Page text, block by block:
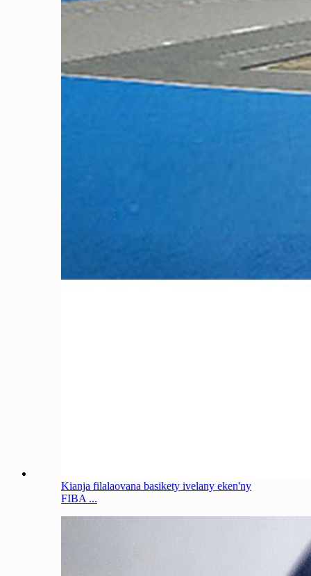
Kianja filalaovana basikety ivelany eken'ny
FIBA ​​...